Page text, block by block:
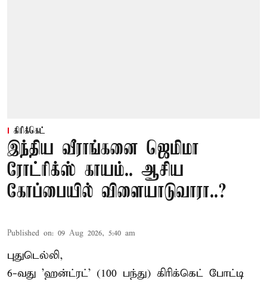
கிரிக்கெட்
இந்திய வீராங்கனை ஜெமிமா
ரோட்ரிக்ஸ் காயம்.. ஆசிய
கோப்பையில் விளையாடுவாரா..?
Published on: 09 Aug 2026, 5:40 am
புதுடெல்லி,
6-வது 'ஹன்ட்ரட்' (100 பந்து) கிரிக்கெட் போட்டி